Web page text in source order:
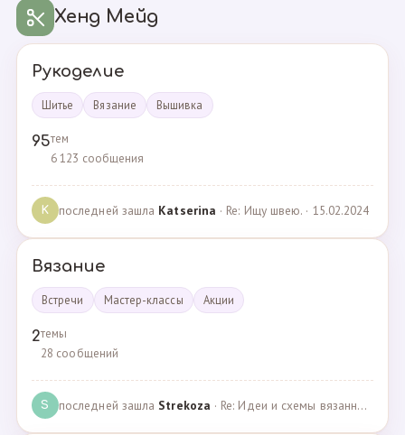
Хенд Мейд
Рукоделие
Шитье Вязание Вышивка
95тем
6 123 сообщения
K последней зашла Katserina · Re: Ищу швею. · 15.02.2024
Вязание
Встречи Мастер-классы Акции
2темы
28 сообщений
S последней зашла Strekoza · Re: Идеи и схемы вязанных шариков · 16.12.2020